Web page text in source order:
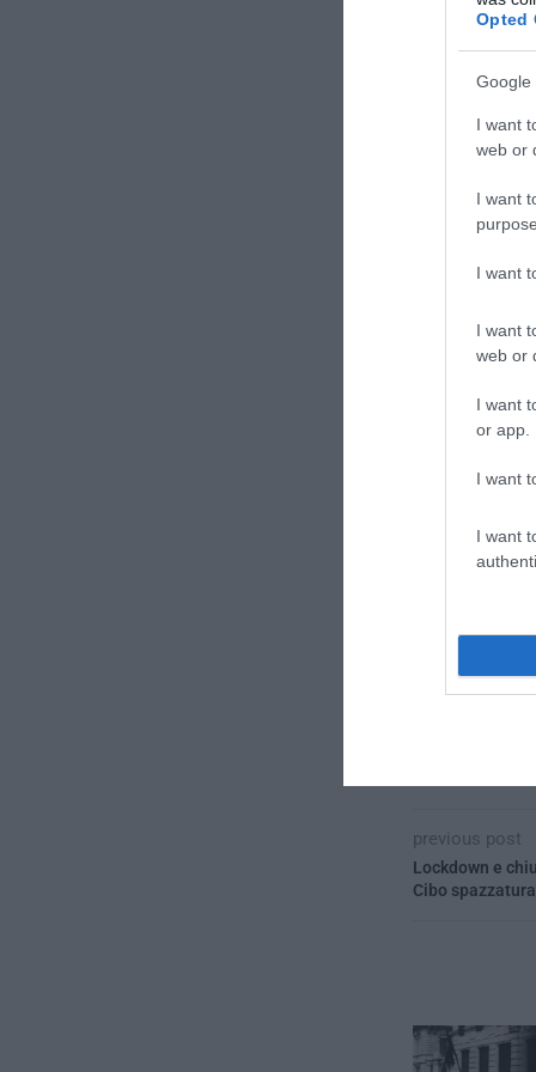
Opted
Google
I want
web or
I want
I want
I want
web or
I want
or app.
I want
I want
Ilaria Paoletti
previous post
Lockdown e
Cibo